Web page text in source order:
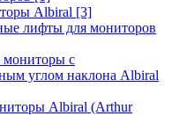
Albiral [3]
лифты для мониторов
с
углом наклона Albiral
Albiral (Arthur